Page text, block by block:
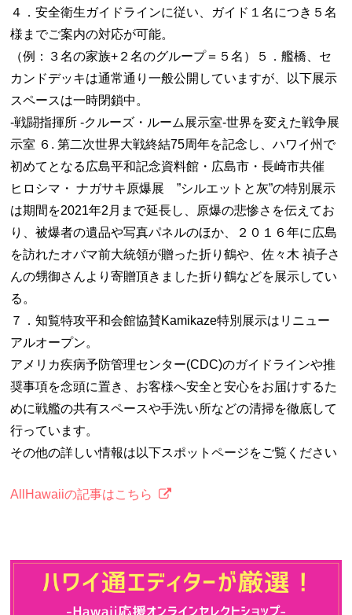
４．安全衛生ガイドラインに従い、ガイド１名につき５名
様までご案内の対応が可能。
（例：３名の家族+２名のグループ＝５名）５．艦橋、セ
カンドデッキは通常通り一般公開していますが、以下展示
スペースは一時閉鎖中。
-戦闘指揮所 -クルーズ・ルーム展示室-世界を変えた戦争展
示室 ６. 第二次世界大戦終結75周年を記念し、ハワイ州で
初めてとなる広島平和記念資料館・広島市・長崎市共催
ヒロシマ・ ナガサキ原爆展 ”シルエットと灰”の特別展示
は期間を2021年2月まで延長し、原爆の悲惨さを伝えてお
り、被爆者の遺品や写真パネルのほか、２０１６年に広島
を訪れたオバマ前大統領が贈った折り鶴や、佐々木 禎子さ
んの甥御さんより寄贈頂きました折り鶴などを展示してい
る。
７．知覧特攻平和会館協賛Kamikaze特別展示はリニュー
アルオープン。
アメリカ疾病予防管理センター(CDC)のガイドラインや推
奨事項を念頭に置き、お客様へ安全と安心をお届けするた
めに戦艦の共有スペースや手洗い所などの清掃を徹底して
行っています。
その他の詳しい情報は以下スポットページをご覧ください
AllHawaiiの記事はこちら